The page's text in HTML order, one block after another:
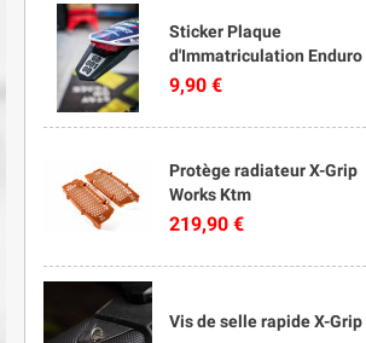
Sticker Plaque
d'Immatriculation Enduro
9,90 €
Protège radiateur X-Grip
Works Ktm
219,90 €
Vis de selle rapide X-Grip